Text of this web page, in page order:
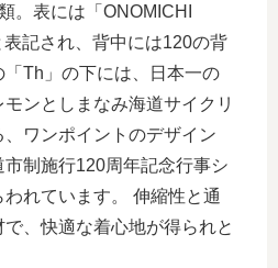
。表には「ONOMICHI
記され、背中には120の背
Th」の下には、日本一の
ンとしまなみ海道サイクリ
ワンポイントのデザイン
制施行120周年記念行事シ
れています。 伸縮性と通
、快適な着心地が得られと